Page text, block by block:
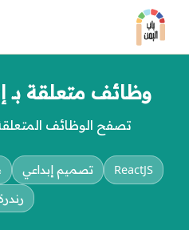
وظائف متعلقة بـ
تصفح الوظائف
ReactJS تصميم إبداعي